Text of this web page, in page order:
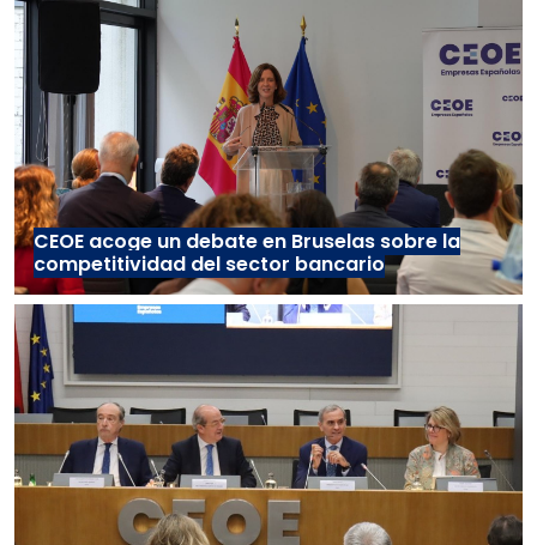
CEOE acoge un debate en Bruselas sobre la
competitividad del sector bancario